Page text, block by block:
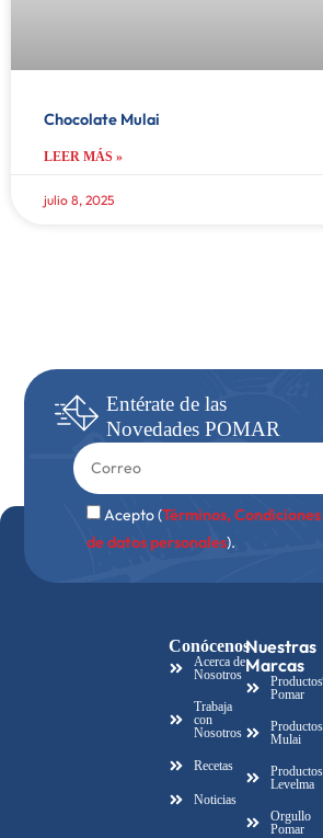
Chocolate Mulai
LEER MÁS »
julio 8, 2025
Entérate de las
NovedadesPOMAR
Acepto (Términos, Condiciones
de datos personales).
Conócenos
Acerca de
Nosotros
Trabaja
con
Nosotros
Recetas
Noticias
Nuestras
Marcas
Productos
Pomar
Productos
Mulai
Productos
Levelma
Orgullo
Pomar